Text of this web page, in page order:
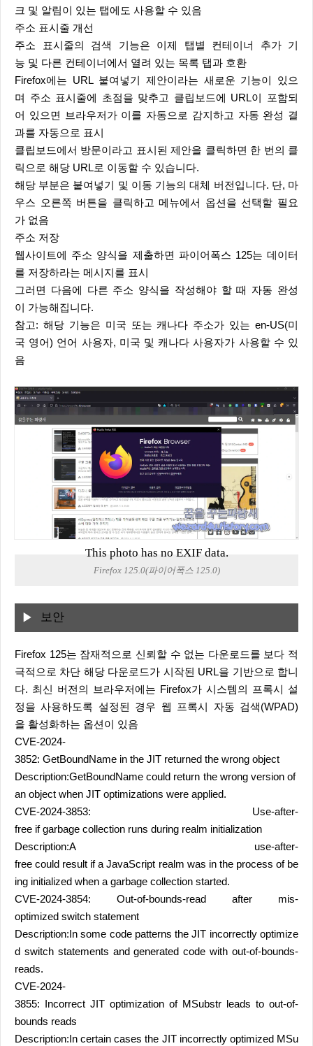
크 및 알림이 있는 탭에도 사용할 수 있음
주소 표시줄 개선
주소 표시줄의 검색 기능은 이제 탭별 컨테이너 추가 기
능 및 다른 컨테이너에서 열려 있는 목록 탭과 호환
Firefox에는 URL 붙여넣기 제안이라는 새로운 기능이 있으
며 주소 표시줄에 초점을 맞추고 클립보드에 URL이 포함되
어 있으면 브라우저가 이를 자동으로 감지하고 자동 완성 결
과를 자동으로 표시
클립보드에서 방문이라고 표시된 제안을 클릭하면 한 번의 클
릭으로 해당 URL로 이동할 수 있습니다.
해당 부분은 붙여넣기 및 이동 기능의 대체 버전입니다. 단, 마
우스 오른쪽 버튼을 클릭하고 메뉴에서 옵션을 선택할 필요
가 없음
주소 저장
웹사이트에 주소 양식을 제출하면 파이어폭스 125는 데이터
를 저장하라는 메시지를 표시
그러면 다음에 다른 주소 양식을 작성해야 할 때 자동 완성
이 가능해집니다.
참고: 해당 기능은 미국 또는 캐나다 주소가 있는 en-US(미
국 영어) 언어 사용자, 미국 및 캐나다 사용자가 사용할 수 있
음
This photo has no EXIF data.
Firefox 125.0(파이어폭스 125.0)
보안
Firefox 125는 잠재적으로 신뢰할 수 없는 다운로드를 보다 적
극적으로 차단 해당 다운로드가 시작된 URL을 기반으로 합니
다. 최신 버전의 브라우저에는 Firefox가 시스템의 프록시 설
정을 사용하도록 설정된 경우 웹 프록시 자동 검색(WPAD)
을 활성화하는 옵션이 있음
CVE-2024-
3852: GetBoundName in the JIT returned the wrong object
Description:GetBoundName could return the wrong version of
an object when JIT optimizations were applied.
CVE-2024-3853: Use-after-
free if garbage collection runs during realm initialization
Description:A use-after-
free could result if a JavaScript realm was in the process of be
ing initialized when a garbage collection started.
CVE-2024-3854: Out-of-bounds-read after mis-
optimized switch statement
Description:In some code patterns the JIT incorrectly optimize
d switch statements and generated code with out-of-bounds-
reads.
CVE-2024-
3855: Incorrect JIT optimization of MSubstr leads to out-of-
bounds reads
Description:In certain cases the JIT incorrectly optimized MSu